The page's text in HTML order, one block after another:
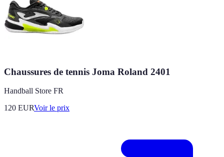
Chaussures de tennis Joma Roland 2401
Handball Store FR
120 EURVoir le prix